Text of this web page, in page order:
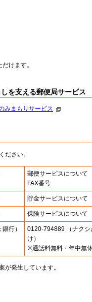
けます。
しを支える郵便局サービス
みまもりサービス
ださい。
郵便サービスについて
FAX番号
貯金サービスについて
保険サービスについて
行）
0120-794889 （ナクシ
け）
※通話料無料・年中無
が発生しています。